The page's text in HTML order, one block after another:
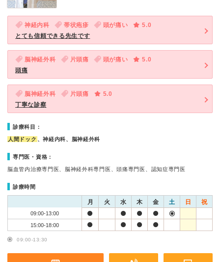
神経内科 帯状疱疹 頭が痛い
5.0
とても信頼できる先生です
脳神経外科 片頭痛 頭が痛い
5.0
頭痛
脳神経外科 片頭痛
5.0
丁寧な診察
診療科目：
人間ドック 、神経内科、脳神経外科
専門医・資格：
脳血管内治療専門医、脳神経外科専門医、頭痛専門医、認知症専門医
診療時間
月 火 水 木 金 土 日 祝
09:00-13:00
15:00-18:00
09:00-13:30